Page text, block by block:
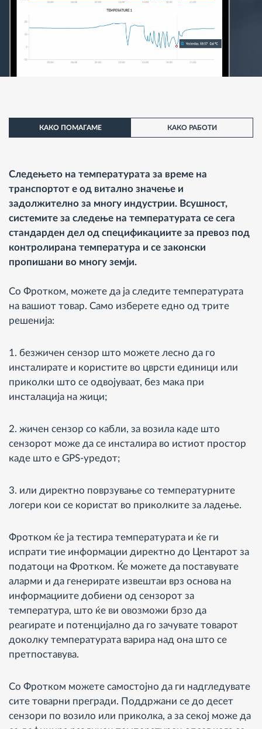
КАКО ПОМАГАМЕ КАКО РАБОТИ
Следењето на температурата за време на
транспортот е од витално значење и
задолжително за многу индустрии. Всушност,
системите за следење на температурата се сега
стандарден дел од спецификациите за превоз под
контролирана температура и се законски
пропишани во многу земји.
Со Фротком, можете да ја следите температурата
на вашиот товар. Само изберете едно од трите
решенија:
1. безжичен сензор што можете лесно да го
инсталирате и користите во цврсти единици или
приколки што се одвојуваат, без мака при
инсталација на жици;
2. жичен сензор со кабли, за возила каде што
сензорот може да се инсталира во истиот простор
каде што е GPS-уредот;
3. или директно поврзување со температурните
логери кои се користат во приколките за ладење.
Фротком ќе ја тестира температурата и ќе ги
испрати тие информации директно до Центарот за
податоци на Фротком. Ќе можете да поставувате
аларми и да генерирате извештаи врз основа на
информациите добиени од сензорот за
температура, што ќе ви овозможи брзо да
реагирате и потенцијално да го зачувате товарот
доколку температурата варира над она што се
претпоставува.
Со Фротком можете самостојно да ги надгледувате
сите товарни прегради. Поддржани се до десет
сензори по возило или приколка, а за секој може да